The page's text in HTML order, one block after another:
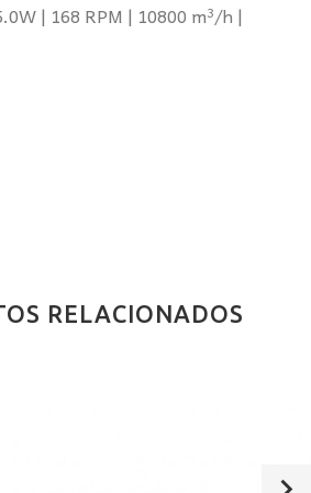
| 168 RPM | 10800 m³/h |
RELACIONADOS